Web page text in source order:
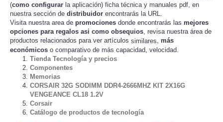
(como configurar la aplicación) ficha técnica y manuales pdf, en
nuestra sección de distribuidor encontrarás la URL.
Visita nuestra area de promociones donde encontrarás las mejores
opciones para regalos asi como obsequios, revisa nuestra área de
productos relacionados para ver artículos similares, más
económicos o comparativo de más capacidad, velocidad.
Tienda Tecnología y precios
Componentes
Memorias
CORSAIR 32G SODIMM DDR4-2666MHZ KIT 2X16G
VENGEANCE CL18 1.2V
Corsair
Catálogo de productos de tecnología